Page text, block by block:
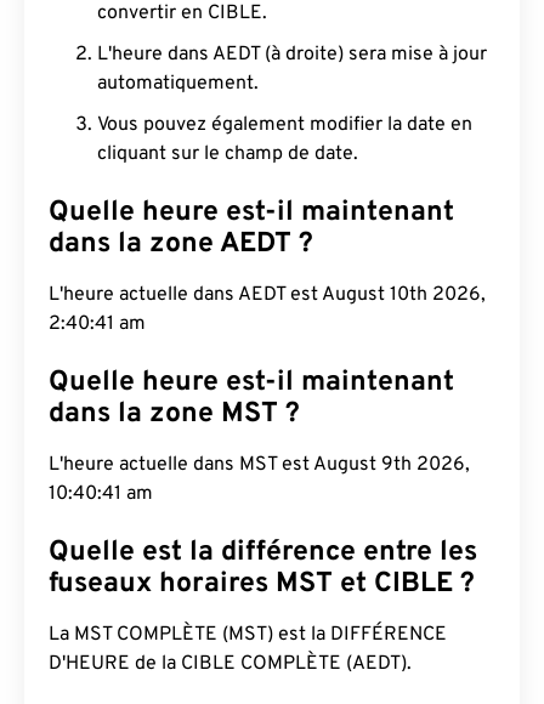
convertir en CIBLE.
L'heure dans AEDT (à droite) sera mise à jour
automatiquement.
Vous pouvez également modifier la date en
cliquant sur le champ de date.
Quelle heure est-il maintenant
dans la zone AEDT ?
L'heure actuelle dans AEDT est August 10th 2026,
2:40:41 am
Quelle heure est-il maintenant
dans la zone MST ?
L'heure actuelle dans MST est August 9th 2026,
10:40:41 am
Quelle est la différence entre les
fuseaux horaires MST et CIBLE ?
La MST COMPLÈTE (MST) est la DIFFÉRENCE
D'HEURE de la CIBLE COMPLÈTE (AEDT).